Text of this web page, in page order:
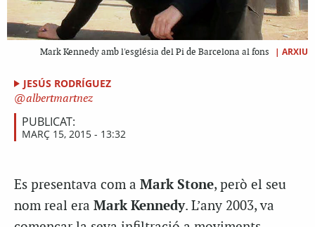
Mark Kennedy amb l'església del Pi de Barcelona al fons | ARXIU
JESÚS RODRÍGUEZ
albertmartnez
PUBLICAT:
MARÇ 15, 2015 - 13:32
Es presentava com a Mark Stone, però el seu
nom real era Mark Kennedy. L’any 2003, va